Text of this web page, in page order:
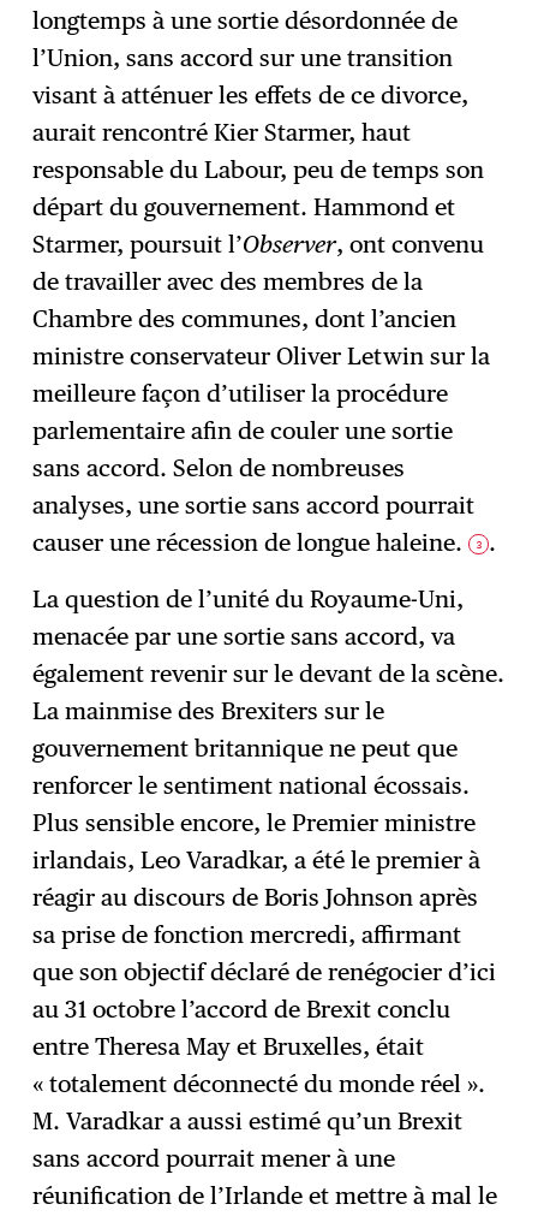
longtemps à une sortie désordonnée de
l’Union, sans accord sur une transition
visant à atténuer les effets de ce divorce,
aurait rencontré Kier Starmer, haut
responsable du Labour, peu de temps son
départ du gouvernement. Hammond et
Starmer, poursuit l’Observer, ont convenu
de travailler avec des membres de la
Chambre des communes, dont l’ancien
ministre conservateur Oliver Letwin sur la
meilleure façon d’utiliser la procédure
parlementaire afin de couler une sortie
sans accord. Selon de nombreuses
analyses, une sortie sans accord pourrait
causer une récession de longue haleine. 3 .
La question de l’unité du Royaume-Uni,
menacée par une sortie sans accord, va
également revenir sur le devant de la scène.
La mainmise des Brexiters sur le
gouvernement britannique ne peut que
renforcer le sentiment national écossais.
Plus sensible encore, le Premier ministre
irlandais, Leo Varadkar, a été le premier à
réagir au discours de Boris Johnson après
sa prise de fonction mercredi, affirmant
que son objectif déclaré de renégocier d’ici
au 31 octobre l’accord de Brexit conclu
entre Theresa May et Bruxelles, était
« totalement déconnecté du monde réel ».
M. Varadkar a aussi estimé qu’un Brexit
sans accord pourrait mener à une
réunification de l’Irlande et mettre à mal le